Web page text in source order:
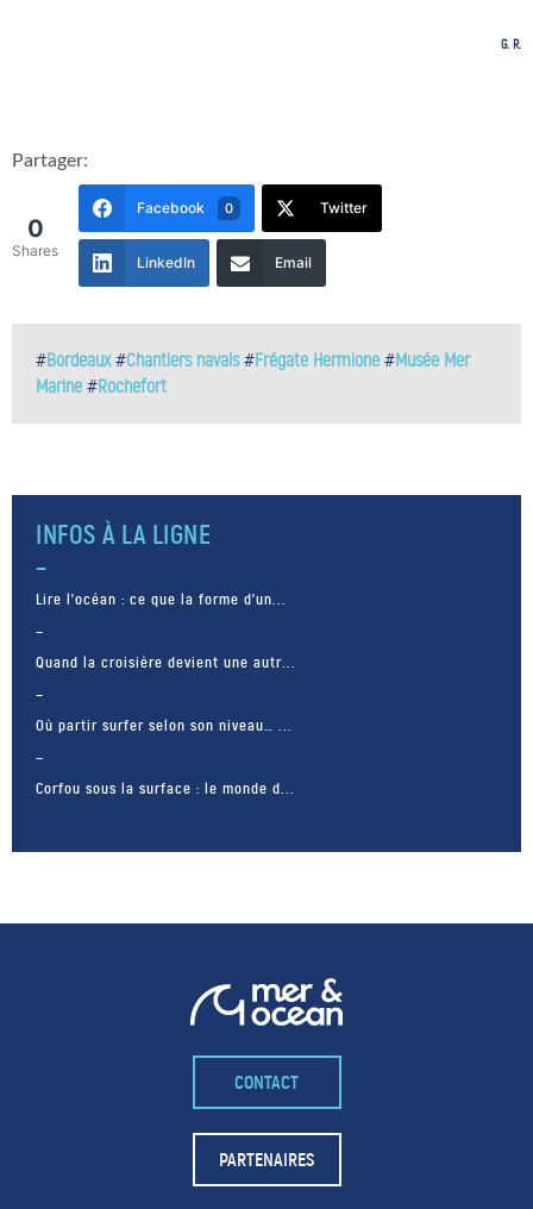
G. R.
Partager:
0
Shares
Facebook 0 Twitter
LinkedIn Email
#Bordeaux#Chantiers navals#Frégate Hermione #Musée Mer
Marine #Rochefort
INFOS À LA LIGNE
Lire l’océan : ce que la forme d’un...
Quand la croisière devient une autr...
Où partir surfer selon son niveau… ...
Corfou sous la surface : le monde d...
– FACEBOOK –
POUR LIKER
TA MER
CONTACT
PARTENAIRES